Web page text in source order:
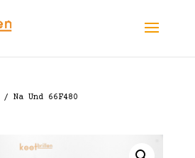
/ Na Und 66F480